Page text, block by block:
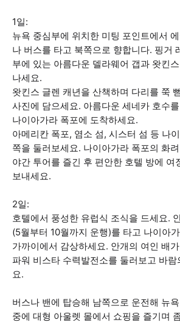
1일:
뉴욕 중심부에 위치한 미팅 포인트에서
나 버스를 타고 북쪽으로 향합니다. 핑거
부에 있는 아름다운 델라웨어 갭과 왓킨
나세요.
왓킨스 글렌 캐년을 산책하며 다리를 쭉
사진에 담으세요. 아름다운 세네카 호수
나이아가라 폭포에 도착하세요.
아메리칸 폭포, 염소 섬, 시스터 섬 등 나
쪽을 둘러보세요. 나이아가라 폭포의 화
야간 투어를 즐긴 후 편안한 호텔 방에 여
보내세요.
2일:
호텔에서 풍성한 유럽식 조식을 드세요.
(5월부터 10월까지 운행)를 타고 나이아
가까이에서 감상하세요. 안개의 여인 배
파워 비스타 수력발전소를 둘러보고 바람
요.
버스나 밴에 탑승해 남쪽으로 운전해 뉴
중에 대형 아울렛 몰에서 쇼핑을 즐기며